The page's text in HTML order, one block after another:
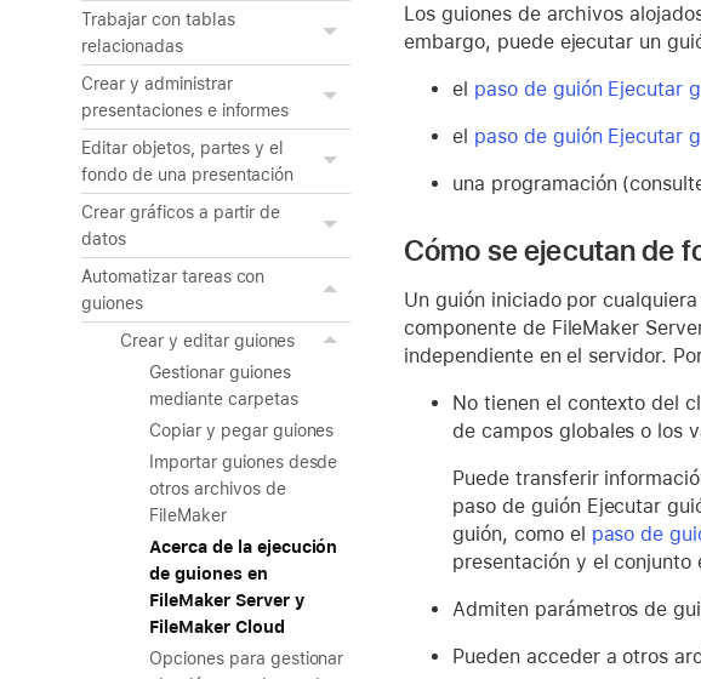
Trabajar con tablas
relacionadas
Crear y administrar
presentaciones e informes
Editar objetos, partes y el
fondo de una presentación
Crear gráficos a partir de
datos
Automatizar tareas con
guiones
Crear y editar guiones
Gestionar guiones
mediante carpetas
Copiar y pegar guiones
Importar guiones desde
otros archivos de
FileMaker
Acerca de la ejecución
de guiones en
FileMaker Server y
FileMaker Cloud
Opciones para gestionar
Los guiones de archivos
embargo, puede ejecutar un
el paso de guión Ejecutar
el paso de guión Ejecutar
una programación
Cómo se ejecutan de
Un guión iniciado por
componente de FileMaker
independiente en el servidor.
No tienen el contexto del
de campos globales o los
Puede transferir
paso de guión Ejecutar
guión, como el paso de
presentación y el conjunto
Admiten parámetros de
Pueden acceder a otros